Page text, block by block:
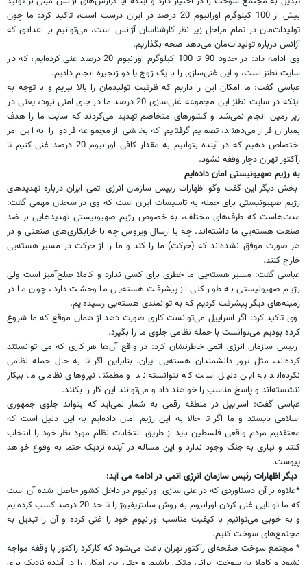
بیش از 100 کیلوگرم اورانیوم 20 درصد در ایران درست است، تاکید کرد: ما چون
تولیدات‌مان در تمام مراحل زیر نظر کارشناسان آژانس است، می‌توانیم بر اعدادی که
آژانس درباره تولیدات‌مان می‌دهد صحه بگذاریم.
وی ادامه داد: در حدود 90 تا 100 کیلوگرم اورانیوم 20 درصد غنی کرده‌ایم، که در
سایت نطنز است، و این غنی‌سازی را با یک زوج یا دو زنجیره انجام دادیم.
عباسی گفت: ما امکان این را داریم که ظرفیت تولیدمان را بالا ببریم و با توجه به
اینکه در سایت نطنز این مجموعه غنی‌سازی 20 درصد ما در جای امنی نبود، یعنی در
زیر زمین انجام نمی‌شد و کشورهای متخاصم تهدید می‌کردند که سایت ما را هدف
بمباران قرار می‌دهند، تصمیم گرفتیم که بخشی از مجموعه فردو را به این امر
اختصاص دهیم که در آینده بتوانیم به مقدار کافی اورانیوم 20 درصد غنی کنیم تا
رآکتور تهران دچار وقفه نشود.
به رژیم صهیونیستی امان داده‌ایم
بخش دیگر این گفت وگو اظهارات رییس سازمان انرژی اتمی ایران درباره تهدیدهای
رژیم صهیونیستی برای حمله به تاسیسات ایران است که وی در سخنان مهمی گفت:
مدت‌هاست که طرف‌های مختلف، به خصوص رژیم صهیونیستی تهدیدهایی بر ضد
صنعت هسته‌یی ما داشته‌اند. چه با ارسال ویروس چه با خرابکاری‌های صنعتی و در
هر صورت موفق نشده‌اند که (حرکت) ما را کند و ما را از حرکت در مسیر هسته‌یی
خارج کنند.
عباسی گفت: مسیر هسته‌یی ما خطری برای کسی ندارد و کاملا صلح‌آمیز است ولی
رژیم صهیونیستی به طور کلی از پیشرفت هسته‌یی ما وحشت دارد، چون ما در
زمینه‌های دیگر پیشرفت کردیم که به توانمندی هسته‌یی رسیده‌ایم.
وی تاکید کرد: اگر اسراییل می‌توانست کاری صورت دهد از همان موقع که ما شروع
کرده بودیم می‌توانست با حمله نظامی جلوی ما را بگیرد.
رییس سازمان انرژی اتمی خاطرنشان کرد: در واقع آن‌ها هر کاری که می توانستند
کرده‌اند، مثل ترور دانشمندان هسته‌یی ایران. بنابراین اگر تا به حال حمله نظامی
نکرده‌اند به این دلیل است که نتوانسته‌اند و مطمئنا نیروهای نظامی ما بیکار
ننشسته‌اند و پاسخ مناسب را خواهند داد و می‌توانند این کار را بکنند.
عباسی گفت: اسراییل در منطقه رقمی به شمار نمی‌آید که بتواند جلوی جمهوری
اسلامی بایستد و ما اگر تا حالا به این رژیم امان داده‌ایم به این دلیل است که
معتقدیم مردم واقعی فلسطین باید از طریق انتخابات نظام مورد نظر خود را انتخاب
کنند و نیازی به جنگ وجود ندارد و این مساله در آینده نزدیک حتما به وقوع خواهد
پیوست.
دیگر اظهارات رئیس سازمان انرِژی اتمی در ادامه می آید:
*علاوه بر آن دستاوردی که در غنی سازی اورانیوم در داخل کشور حاصل شده آن است
که ما توانایی غنی کردن اورانیوم به روش سانتریفیوژ را تا حد 20 درصد کسب کرده‌ایم
و به خوبی می‌توانیم با کیفیت مناسب اورانیوم خود را غنی کرده و آن را تبدیل به
مجتمع‌های سوخت کنیم.
* مجتمع سوخت صفحه‌ای رآکتور تهران باعث می‌شود که کارکرد رآکتور با وقفه مواجه